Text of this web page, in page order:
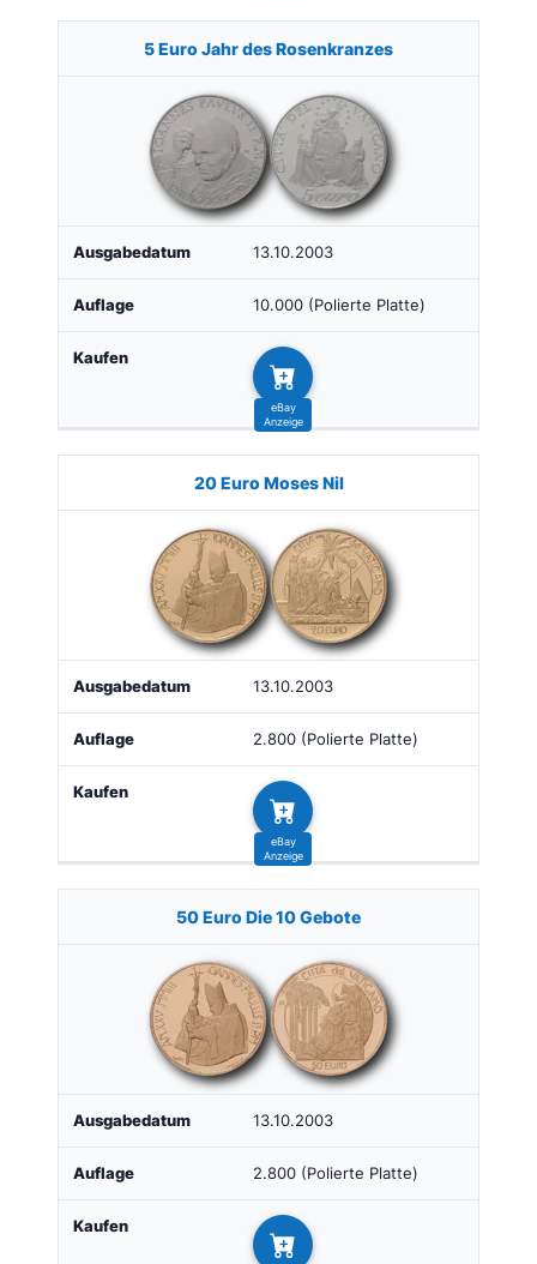
5 Euro Jahr des Rosenkranzes
13.10.2003
10.000 (Polierte Platte)
20 Euro Moses Nil
13.10.2003
2.800 (Polierte Platte)
50 Euro Die 10 Gebote
13.10.2003
2.800 (Polierte Platte)